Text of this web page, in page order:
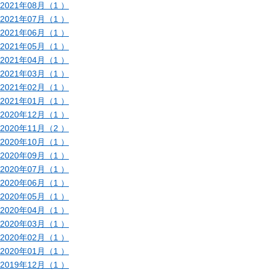
2021年08月（1 ）
2021年07月（1 ）
2021年06月（1 ）
2021年05月（1 ）
2021年04月（1 ）
2021年03月（1 ）
2021年02月（1 ）
2021年01月（1 ）
2020年12月（1 ）
2020年11月（2 ）
2020年10月（1 ）
2020年09月（1 ）
2020年07月（1 ）
2020年06月（1 ）
2020年05月（1 ）
2020年04月（1 ）
2020年03月（1 ）
2020年02月（1 ）
2020年01月（1 ）
2019年12月（1 ）